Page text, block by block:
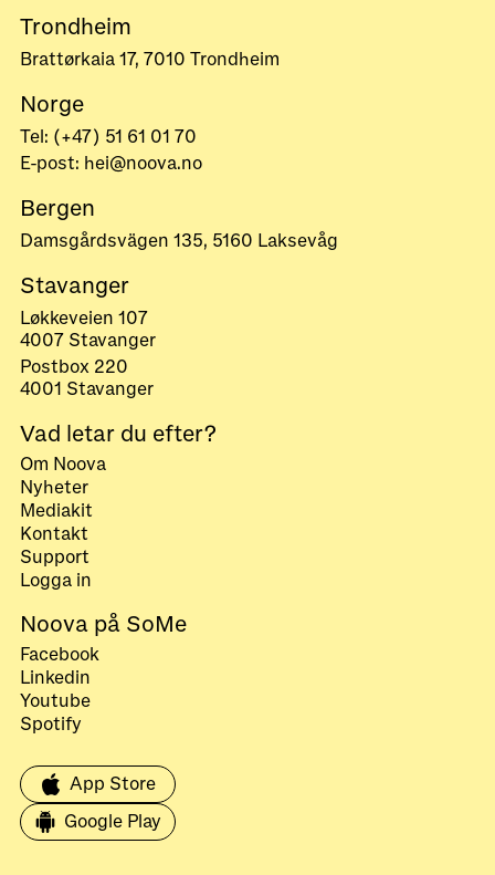
Trondheim
Brattørkaia 17, 7010 Trondheim
Norge
Tel: (+47) 51 61 01 70
E-post: hei@noova.no
Bergen
Damsgårdsvägen 135, 5160 Laksevåg
Stavanger
Løkkeveien 107
4007 Stavanger
Postbox 220
4001 Stavanger
Vad letar du efter?
Om Noova
Nyheter
Mediakit
Kontakt
Support
Logga in
Noova på SoMe
Facebook
Linkedin
Youtube
Spotify
App Store
Google Play